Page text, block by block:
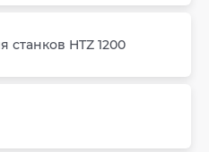
станков HTZ 1200